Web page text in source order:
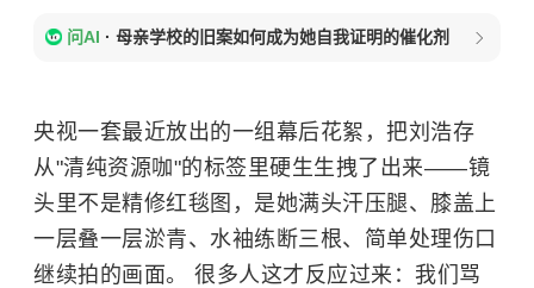
问AI · 母亲学校的旧案如何成为她自我证明的催化剂
央视一套最近放出的一组幕后花絮，把刘浩存
从"清纯资源咖"的标签里硬生生拽了出来——镜
头里不是精修红毯图，是她满头汗压腿、膝盖上
一层叠一层淤青、水袖练断三根、简单处理伤口
继续拍的画面。 很多人这才反应过来：我们骂